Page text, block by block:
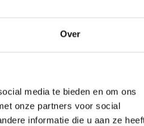
Over
media te bieden en om ons
onze partners voor social
informatie die u aan ze
2e hands
niet van
12 maanden